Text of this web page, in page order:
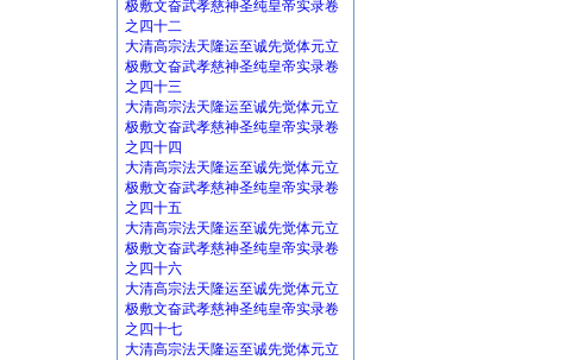
极敷文奋武孝慈神圣纯皇帝实录卷
之四十二
大清高宗法天隆运至诚先觉体元立
极敷文奋武孝慈神圣纯皇帝实录卷
之四十三
大清高宗法天隆运至诚先觉体元立
极敷文奋武孝慈神圣纯皇帝实录卷
之四十四
大清高宗法天隆运至诚先觉体元立
极敷文奋武孝慈神圣纯皇帝实录卷
之四十五
大清高宗法天隆运至诚先觉体元立
极敷文奋武孝慈神圣纯皇帝实录卷
之四十六
大清高宗法天隆运至诚先觉体元立
极敷文奋武孝慈神圣纯皇帝实录卷
之四十七
大清高宗法天隆运至诚先觉体元立